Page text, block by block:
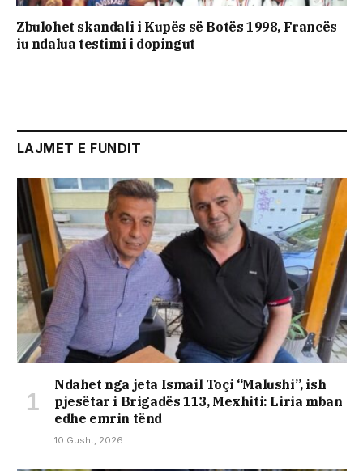
Zbulohet skandali i Kupës së Botës 1998, Francës
iu ndalua testimi i dopingut
LAJMET E FUNDIT
Ndahet nga jeta Ismail Toçi “Malushi”, ish
pjesëtar i Brigadës 113, Mexhiti: Liria mban
edhe emrin tënd
10 Gusht, 2026